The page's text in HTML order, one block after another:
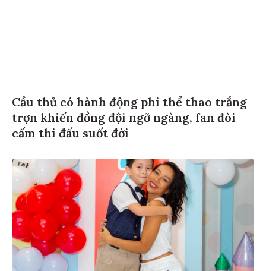
Cầu thủ có hành động phi thể thao trắng
trợn khiến đồng đội ngỡ ngàng, fan đòi
cấm thi đấu suốt đời